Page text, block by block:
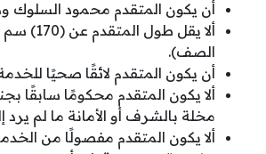
أن يكون المتقدم محمود السلوك
ألا يقل
الصف).
أن يكون المتقدم لائقًا صحيًا للخدمة
ألا يكون المتقدم محكومًا سابقًا
مخلة بالشرف أو الأمانة ما لم يرد
ألا يكون المتقدم مفصولًا من